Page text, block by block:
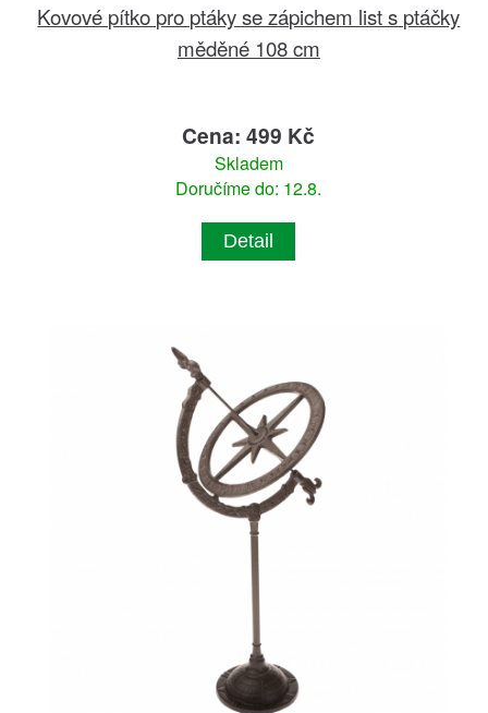
Kovové pítko pro ptáky se zápichem list s ptáčky
měděné 108 cm
Cena: 499 Kč
Skladem
Doručíme do: 12.8.
Detail